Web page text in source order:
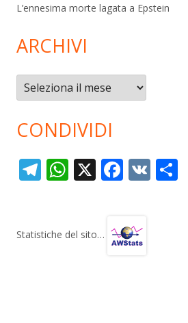
L’ennesima morte lagata a Epstein
ARCHIVI
Archivi
CONDIVIDI
T
gr
W
s
X F
b
V
Statistiche del sito…